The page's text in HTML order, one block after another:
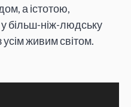
а істотою,
більш-ніж-людську
усім живим світом.